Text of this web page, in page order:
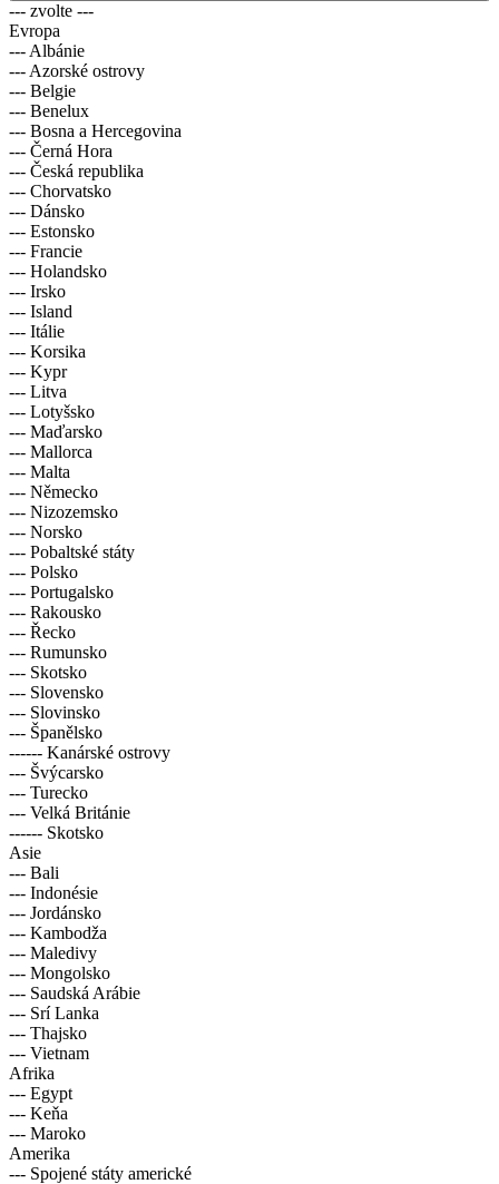
--- zvolte ---
Evropa
--- Albánie
--- Azorské ostrovy
--- Belgie
--- Benelux
--- Bosna a Hercegovina
--- Černá Hora
--- Česká republika
--- Chorvatsko
--- Dánsko
--- Estonsko
--- Francie
--- Holandsko
--- Irsko
--- Island
--- Itálie
--- Korsika
--- Kypr
--- Litva
--- Lotyšsko
--- Maďarsko
--- Mallorca
--- Malta
--- Německo
--- Nizozemsko
--- Norsko
--- Pobaltské státy
--- Polsko
--- Portugalsko
--- Rakousko
--- Řecko
--- Rumunsko
--- Skotsko
--- Slovensko
--- Slovinsko
--- Španělsko
------ Kanárské ostrovy
--- Švýcarsko
--- Turecko
--- Velká Británie
------ Skotsko
Asie
--- Bali
--- Indonésie
--- Jordánsko
--- Kambodža
--- Maledivy
--- Mongolsko
--- Saudská Arábie
--- Srí Lanka
--- Thajsko
--- Vietnam
Afrika
--- Egypt
--- Keňa
--- Maroko
Amerika
--- Spojené státy americké